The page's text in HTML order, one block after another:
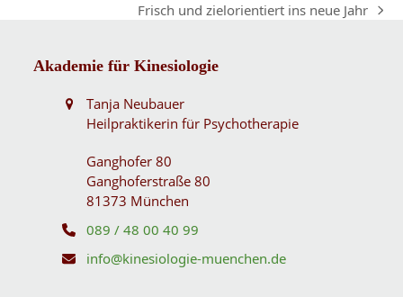
Nächster
Frisch und zielorientiert ins neue Jahr
Akademie für Kinesiologie
Tanja Neubauer
Heilpraktikerin für Psychotherapie
Ganghofer 80
Ganghoferstraße 80
81373 München
089 / 48 00 40 99
info@kinesiologie-muenchen.de